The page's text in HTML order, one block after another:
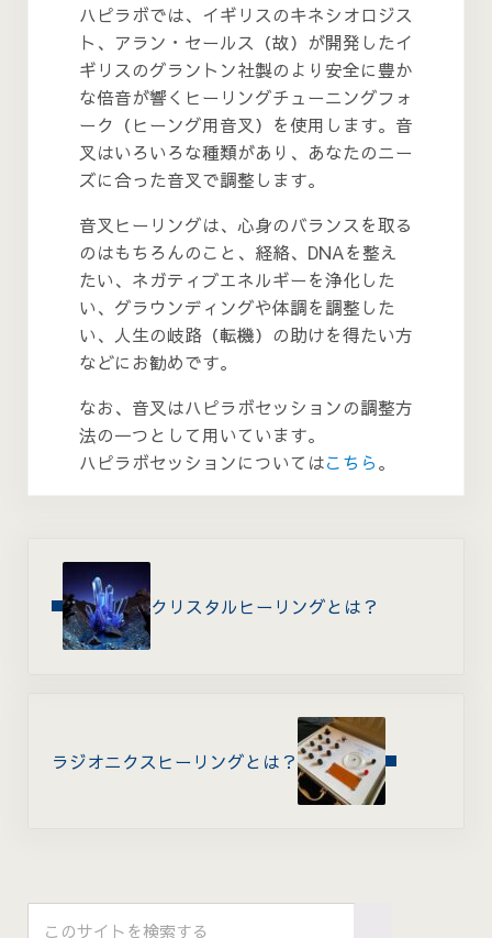
ハピラボでは、イギリスのキネシオロジス
ト、アラン・セールス（故）が開発したイ
ギリスのグラントン社製のより安全に豊か
な倍音が響くヒーリングチューニングフォ
ーク（ヒーング用音叉）を使用します。音
叉はいろいろな種類があり、あなたのニー
ズに合った音叉で調整します。
音叉ヒーリングは、心身のバランスを取る
のはもちろんのこと、経絡、DNAを整え
たい、ネガティブエネルギーを浄化した
い、グラウンディングや体調を調整した
い、人生の岐路（転機）の助けを得たい方
などにお勧めです。
なお、音叉はハピラボセッションの調整方
法の一つとして用いています。
ハピラボセッションについてはこちら。
クリスタルヒーリングとは？
ラジオニクスヒーリングとは？
Sidebar